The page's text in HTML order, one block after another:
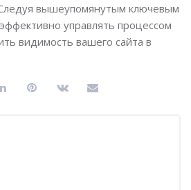
вышеупомянутым ключевым
управлять процессом
видимость вашего сайта в